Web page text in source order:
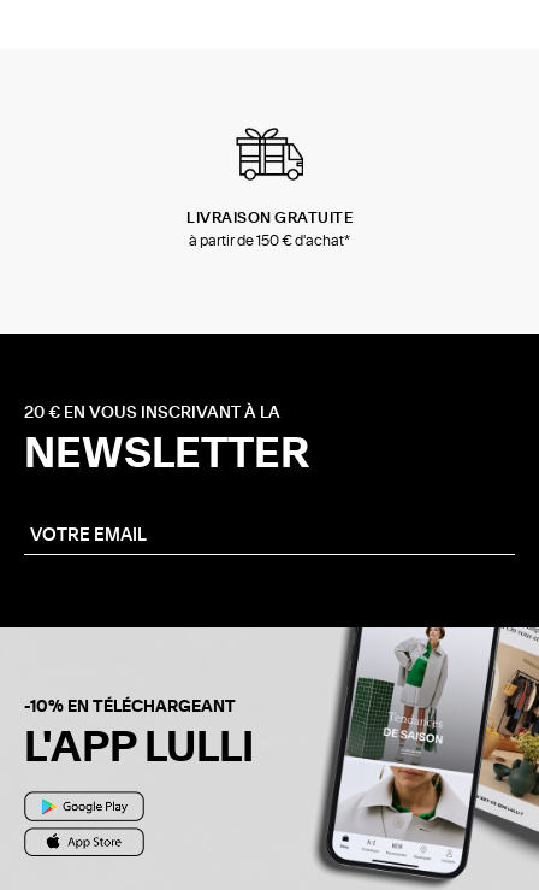
LIVRAISON GRATUITE
à partir de 150 € d'achat*
20 € EN VOUS INSCRIVANT À LA
NEWSLETTER
-10% EN TÉLÉCHARGEANT
L'APP LULLI